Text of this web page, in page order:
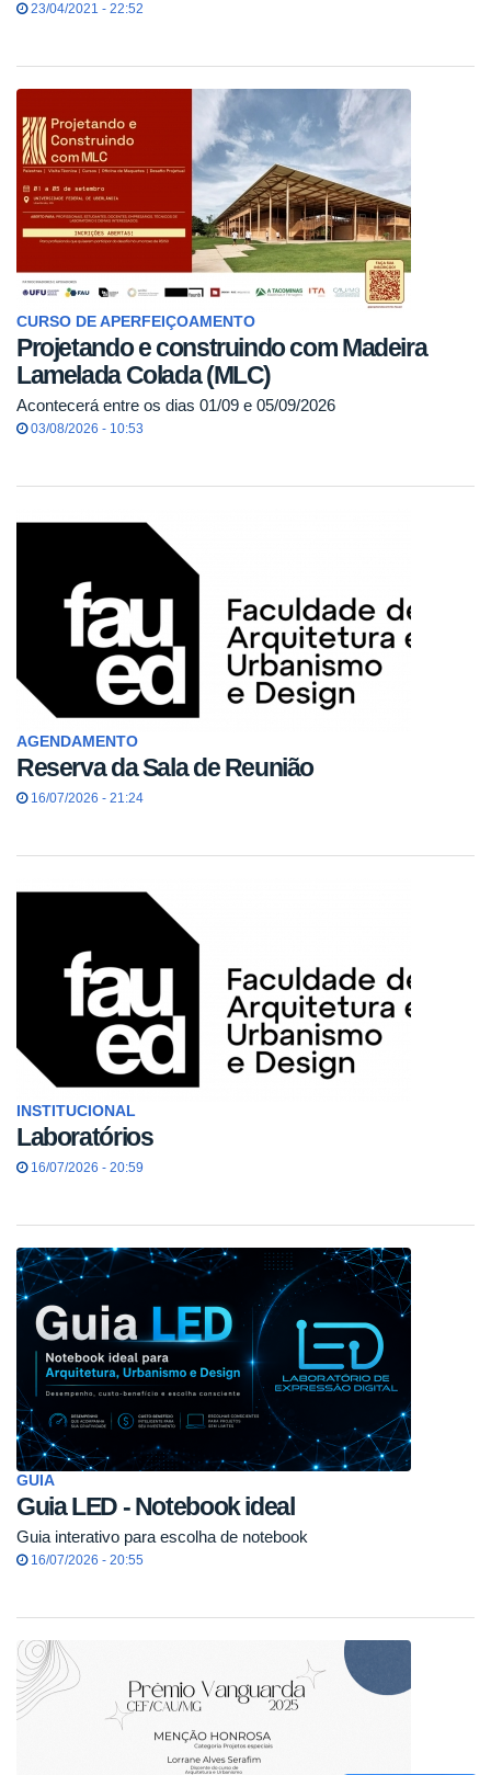
23/04/2021 - 22:52
CURSO DE APERFEIÇOAMENTO
Projetando e construindo com Madeira
Lamelada Colada (MLC)
Acontecerá entre os dias 01/09 e 05/09/2026
03/08/2026 - 10:53
AGENDAMENTO
Reserva da Sala de Reunião
16/07/2026 - 21:24
INSTITUCIONAL
Laboratórios
16/07/2026 - 20:59
GUIA
Guia LED - Notebook ideal
Guia interativo para escolha de notebook
16/07/2026 - 20:55